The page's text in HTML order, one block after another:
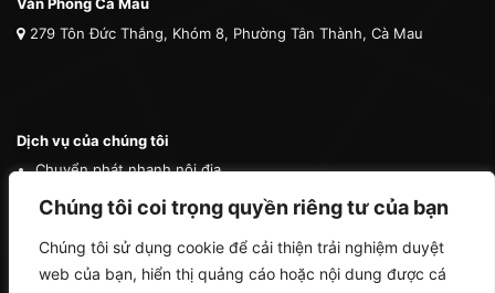
Chúng tôi coi trọng quyền riêng tư của bạn
Chúng tôi sử dụng cookie để cải thiện trải nghiệm duyệt
web của bạn, hiển thị quảng cáo hoặc nội dung được cá
279 Tôn Đức Thắng, Khóm 8, Phường Tân Thành, Cà Mau
Dịch vụ của chúng tôi
Chuyển phát nhanh nội địa
Chuyển phát nhanh quốc tế
Vận chuyển thú cưng